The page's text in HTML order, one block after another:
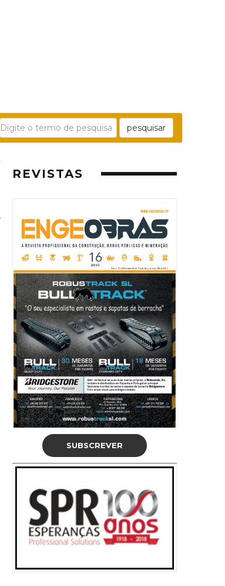
pesquisar
REVISTAS
SUBSCREVER